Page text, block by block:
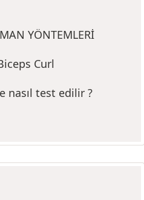
YÖNTEMLERİ
Curl
nasıl test edilir ?